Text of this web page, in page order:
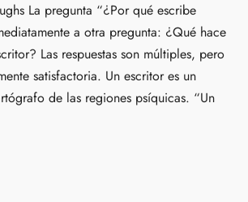
La pregunta “¿Por qué escribe
a otra pregunta: ¿Qué hace
Las respuestas son múltiples, pero
satisfactoria. Un escritor es un
de las regiones psíquicas. “Un